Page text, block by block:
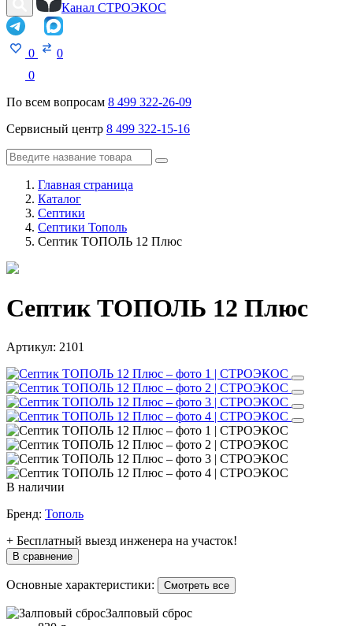
Канал СТРОЭКОС
0
0
0
По всем вопросам 8 499 322-26-09
Сервисный центр 8 499 322-15-16
Главная страница
Каталог
Септики
Септики Тополь
Септик ТОПОЛЬ 12 Плюс
Септик ТОПОЛЬ 12 Плюс
Артикул: 2101
В наличии
Бренд: Тополь
+ Бесплатный выезд инженера на участок!
В сравнение
Основные характеристики: Смотреть все
Залповый сброс